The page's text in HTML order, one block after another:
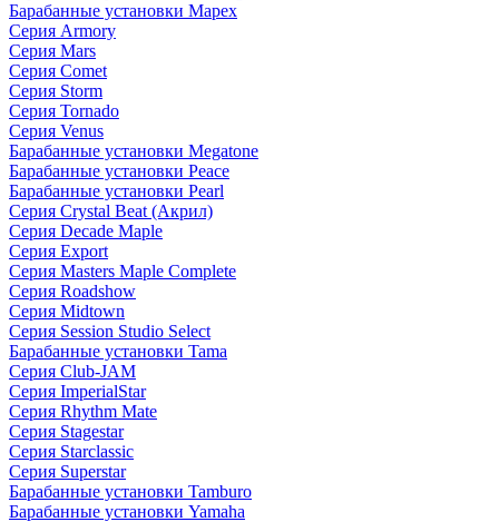
Барабанные установки Mapex
Серия Armory
Серия Mars
Серия Comet
Серия Storm
Серия Tornado
Серия Venus
Барабанные установки Megatone
Барабанные установки Peace
Барабанные установки Pearl
Серия Crystal Beat (Акрил)
Серия Decade Maple
Серия Export
Серия Masters Maple Complete
Серия Roadshow
Серия Midtown
Серия Session Studio Select
Барабанные установки Tama
Серия Club-JAM
Серия ImperialStar
Серия Rhythm Mate
Серия Stagestar
Серия Starclassic
Серия Superstar
Барабанные установки Tamburo
Барабанные установки Yamaha